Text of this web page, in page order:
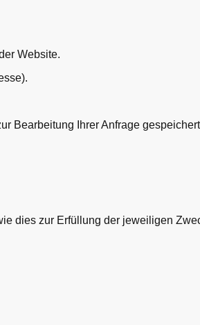
Website.
Bearbeitung Ihrer Anfrage
dies zur Erfüllung der jeweiligen